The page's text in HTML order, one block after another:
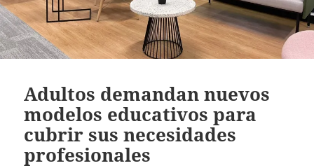
Adultos demandan nuevos
modelos educativos para
cubrir sus necesidades
profesionales